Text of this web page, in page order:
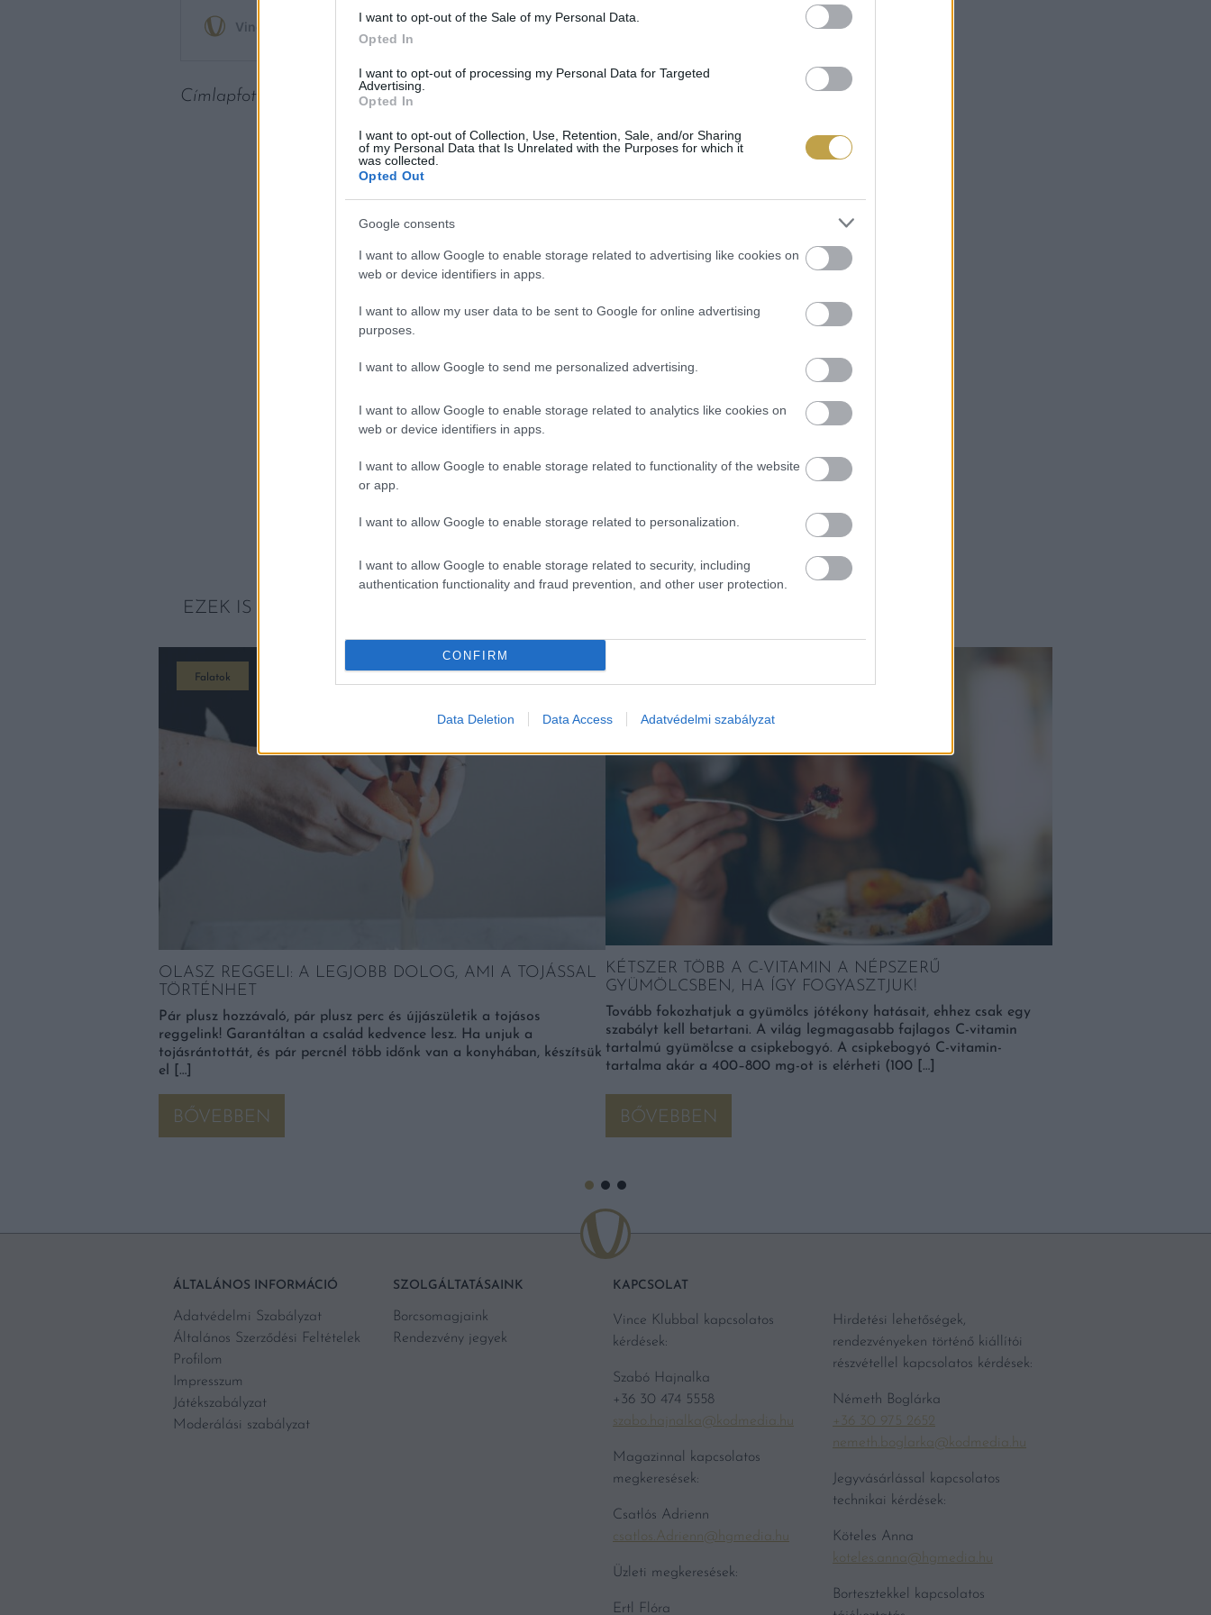
I want to opt-out of the Sale of my Personal Data.
Opted In
I want to opt-out of processing my Personal Data for Targeted
Advertising.
Opted In
I want to opt-out of Collection, Use, Retention, Sale, and/or Sharing
of my Personal Data that Is Unrelated with the Purposes for which it
was collected.
Opted Out
Google consents
I want to allow Google to enable storage related to advertising like cookies on
web or device identifiers in apps.
I want to allow my user data to be sent to Google for online advertising
purposes.
I want to allow Google to send me personalized advertising.
I want to allow Google to enable storage related to analytics like cookies on
web or device identifiers in apps.
I want to allow Google to enable storage related to functionality of the website
or app.
I want to allow Google to enable storage related to personalization.
I want to allow Google to enable storage related to security, including
authentication functionality and fraud prevention, and other user protection.
CONFIRM
Data Deletion Data Access Adatvédelmi szabályzat
Címlapfotó: Miklóska Zoltán
EZEK IS ÉRDEKELHETNEK
Falatok
OLASZ REGGELI: A LEGJOBB DOLOG, AMI A TOJÁSSAL
TÖRTÉNHET
Pár plusz hozzávaló, pár plusz perc és újjászületik a tojásos
reggelink! Garantáltan a család kedvence lesz. Ha unjuk a
tojásrántottát, és pár percnél több időnk van a konyhában, készítsük
el […]
BŐVEBBEN
KÉTSZER TÖBB A C-VITAMIN A NÉPSZERŰ
GYÜMÖLCSBEN, HA ÍGY FOGYASZTJUK!
Tovább fokozhatjuk a gyümölcs jótékony hatásait, ehhez csak egy
szabályt kell betartani. A világ legmagasabb fajlagos C-vitamin
tartalmú gyümölcse a csipkebogyó. A csipkebogyó C-vitamin-
tartalma akár a 400–800 mg-ot is elérheti (100 […]
BŐVEBBEN
ÁLTALÁNOS INFORMÁCIÓ
Adatvédelmi Szabályzat
Általános Szerződési Feltételek
Profilom
Impresszum
Játékszabályzat
Moderálási szabályzat
SZOLGÁLTATÁSAINK
Borcsomagjaink
Rendezvény jegyek
KAPCSOLAT
Vince Klubbal kapcsolatos
kérdések:
Szabó Hajnalka
+36 30 474 5558
szabo.hajnalka@kodmedia.hu
Magazinnal kapcsolatos
megkeresések:
Csatlós Adrienn
csatlos.Adrienn@hgmedia.hu
Üzleti megkeresések:
Ertl Flóra
Hirdetési lehetőségek,
rendezvényeken történő kiállítói
részvétellel kapcsolatos kérdések:
Németh Boglárka
+36 30 975 2652
nemeth.boglarka@kodmedia.hu
Jegyvásárlással kapcsolatos
technikai kérdések:
Köteles Anna
koteles.anna@hgmedia.hu
Bortesztekkel kapcsolatos